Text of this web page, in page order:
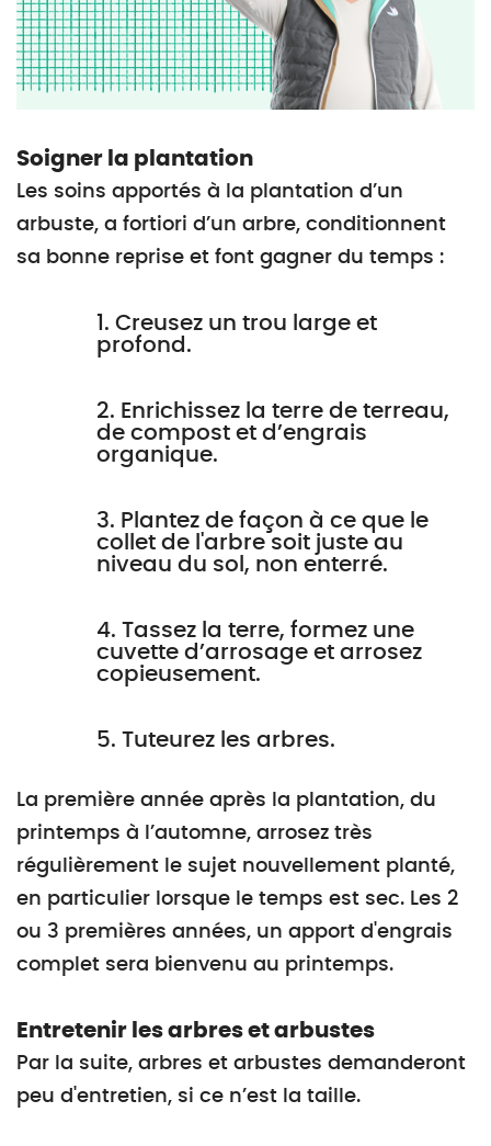
Soigner la plantation
Les soins apportés à la plantation d’un
arbuste, a fortiori d’un arbre, conditionnent
sa bonne reprise et font gagner du temps :
1. Creusez un trou large et
profond.
2. Enrichissez la terre de terreau,
de compost et d’engrais
organique.
3. Plantez de façon à ce que le
collet de l'arbre soit juste au
niveau du sol, non enterré.
4. Tassez la terre, formez une
cuvette d’arrosage et arrosez
copieusement.
5. Tuteurez les arbres.
La première année après la plantation, du
printemps à l’automne, arrosez très
régulièrement le sujet nouvellement planté,
en particulier lorsque le temps est sec. Les 2
ou 3 premières années, un apport d'engrais
complet sera bienvenu au printemps.
Entretenir les arbres et arbustes
Par la suite, arbres et arbustes demanderont
peu d'entretien, si ce n’est la taille.